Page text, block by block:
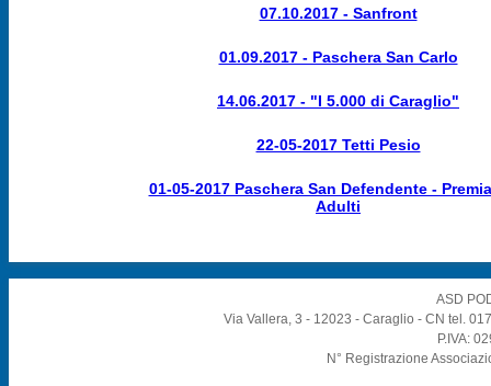
07.10.2017 - Sanfront
01.09.2017 - Paschera San Carlo
14.06.2017 - "I 5.000 di Caraglio"
22-05-2017 Tetti Pesio
01-05-2017 Paschera San Defendente -
Adulti
ASD
Via Vallera, 3 - 12023 - Caraglio - CN tel.
P.IVA:
N° Registrazione